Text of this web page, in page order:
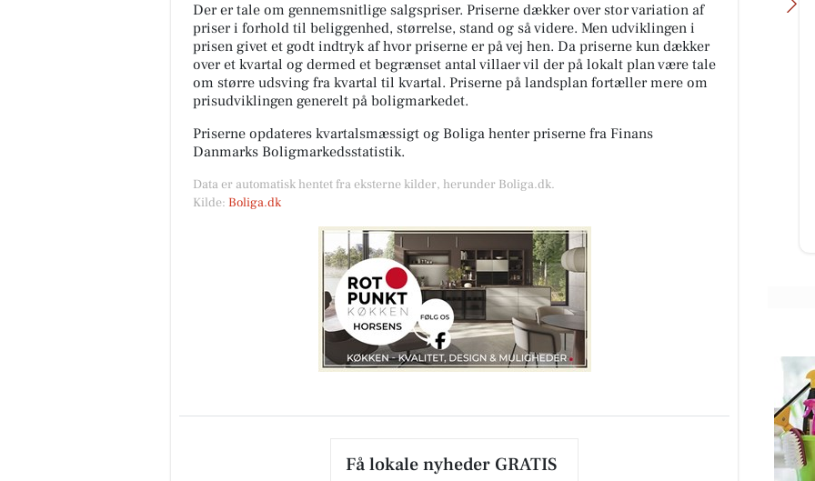
Der er tale om gennemsnitlige salgspriser. Priserne dækker over stor variation af
priser i forhold til beliggenhed, størrelse, stand og så videre. Men udviklingen i
prisen givet et godt indtryk af hvor priserne er på vej hen. Da priserne kun dækker
over et kvartal og dermed et begrænset antal villaer vil der på lokalt plan være tale
om større udsving fra kvartal til kvartal. Priserne på landsplan fortæller mere om
prisudviklingen generelt på boligmarkedet.
Priserne opdateres kvartalsmæssigt og Boliga henter priserne fra Finans
Danmarks Boligmarkedsstatistik.
Data er automatisk hentet fra eksterne kilder, herunder Boliga.dk.
Kilde: Boliga.dk
Få lokale nyheder GRATIS
Fodterapeutisk Klinik
v/Lajla Andersen
FØR / NU - Ligtorne 1. besøg i dec.
kæmpet længe med mange
smertefulde ligtorne. I dag: Før...
💚 Min drømmebil blev endelig en
polering, Optimum Gloss-Coat ...
Åbn opslaget